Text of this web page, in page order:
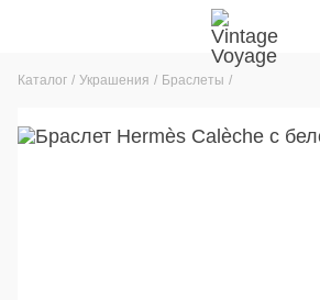
Каталог Украшения Браслеты